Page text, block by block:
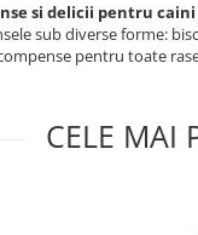
si delicii pentru caini
sub diverse forme:
pentru toate
CELE MAI